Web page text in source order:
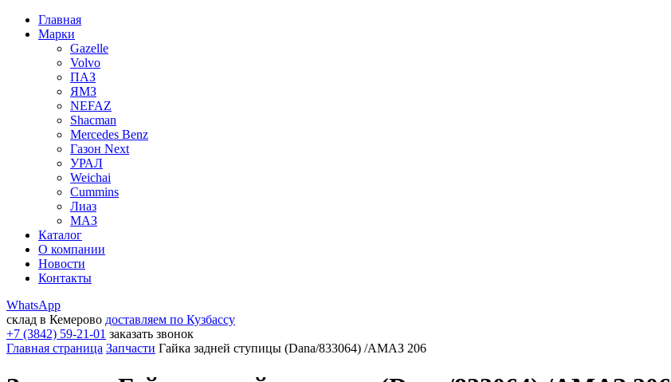
Главная
Марки
Gazelle
Volvo
ПАЗ
ЯМЗ
NEFAZ
Shacman
Mercedes Benz
Газон Next
УРАЛ
Weichai
Cummins
Лиаз
МАЗ
Каталог
О компании
Новости
Контакты
WhatsApp
склад в Кемерово доставляем по Кузбассу
+7 (3842) 59-21-01 заказать звонок
Главная страница Запчасти Гайка задней ступицы (Dana/833064) /АМАЗ 206